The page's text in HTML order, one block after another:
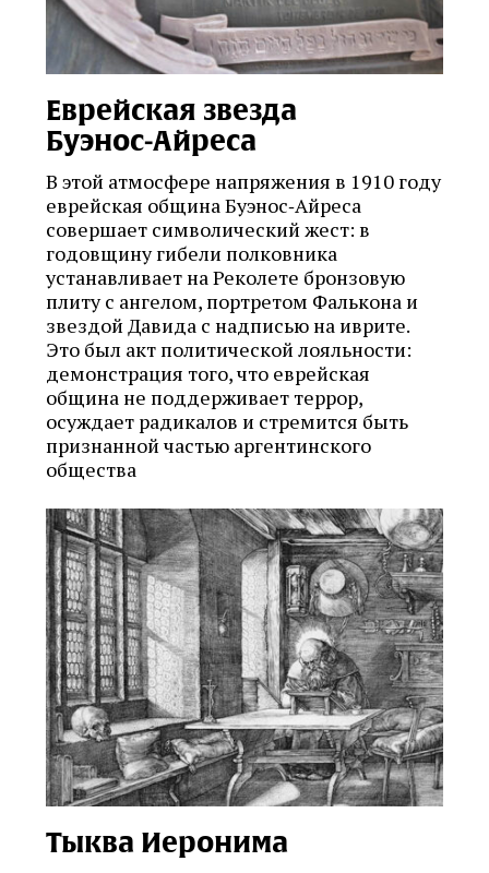
Еврейская звезда
Буэнос‑Айреса
В этой атмосфере напряжения в 1910 году
еврейская община Буэнос‑Айреса
совершает символический жест: в
годовщину гибели полковника
устанавливает на Реколете бронзовую
плиту с ангелом, портретом Фалькона и
звездой Давида с надписью на иврите.
Это был акт политической лояльности:
демонстрация того, что еврейская
община не поддерживает террор,
осуждает радикалов и стремится быть
признанной частью аргентинского
общества
Тыква Иеронима